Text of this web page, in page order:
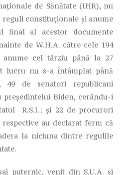
de Sănătate (IHR), nu
constituționale și anume
final al acestor documente
de W.H.A. către cele 194
cel târziu până la 27
lucru nu s-a întâmplat până
49 de senatori republicani
președintelui Biden, cerându-i
R.S.I.; și 22 de procurori
au declarat ferm că
la niciuna dintre regulile
puternic, venit din S.U.A. și